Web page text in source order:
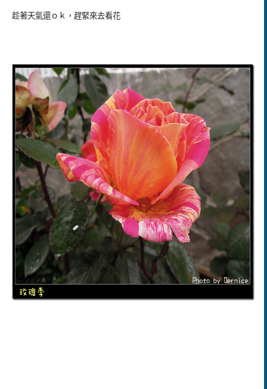
趁著天氣還ｏｋ，趕緊來去看花